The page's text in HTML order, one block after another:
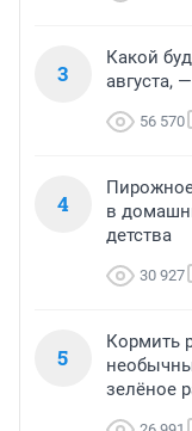
3
Какой
августа,
56 570
4
в
детства
30 927
5
Кормить
зелёное